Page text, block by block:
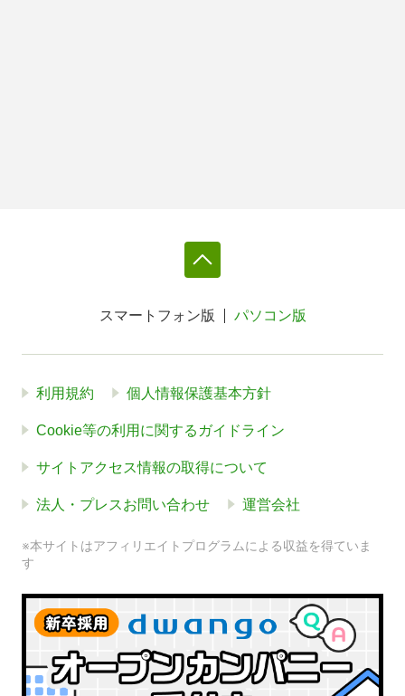
スマートフォン版 パソコン版
利用規約 個人情報保護基本方針
Cookie等の利用に関するガイドライン
サイトアクセス情報の取得について
法人・プレスお問い合わせ 運営会社
※本サイトはアフィリエイトプログラムによる収益を得ていま
す